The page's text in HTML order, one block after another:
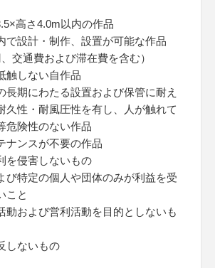
高さ4.0m以内の作品
で設計・制作、設置が可能な作品
、交通費および滞在費を含む）
触しない自作品
期にわたる設置および保管に耐え
久性・耐風圧性を有し、人が触れて
危険性のない作品
ナンスが不要の作品
を侵害しないもの
び特定の個人や団体のみが利益を受
こと
動および営利活動を目的としないも
しないもの